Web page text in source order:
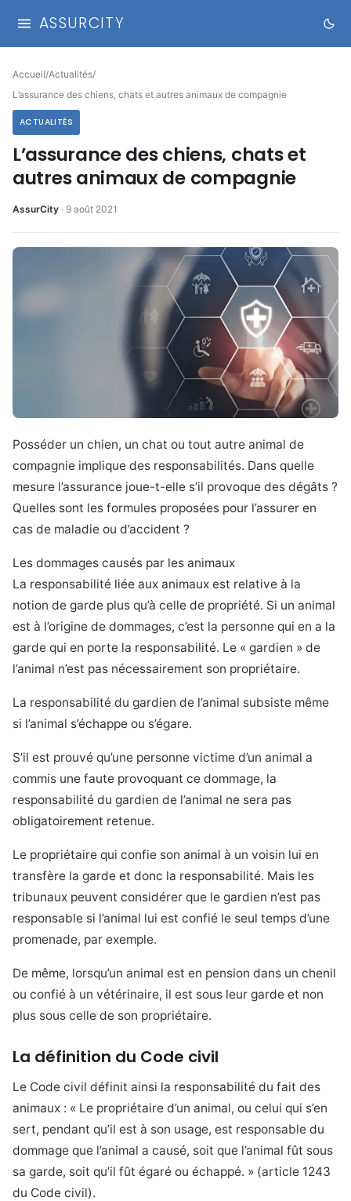
ASSURCITY
Accueil/Actualités/
L’assurance des chiens, chats et autres animaux de compagnie
ACTUALITÉS
L’assurance des chiens, chats et
autres animaux de compagnie
AssurCity · 9 août 2021
Posséder un chien, un chat ou tout autre animal de
compagnie implique des responsabilités. Dans quelle
mesure l’assurance joue-t-elle s’il provoque des dégâts ?
Quelles sont les formules proposées pour l’assurer en
cas de maladie ou d’accident ?
Les dommages causés par les animaux
La responsabilité liée aux animaux est relative à la
notion de garde plus qu’à celle de propriété. Si un animal
est à l’origine de dommages, c’est la personne qui en a la
garde qui en porte la responsabilité. Le « gardien » de
l’animal n’est pas nécessairement son propriétaire.
La responsabilité du gardien de l’animal subsiste même
si l’animal s’échappe ou s’égare.
S’il est prouvé qu’une personne victime d’un animal a
commis une faute provoquant ce dommage, la
responsabilité du gardien de l’animal ne sera pas
obligatoirement retenue.
Le propriétaire qui confie son animal à un voisin lui en
transfère la garde et donc la responsabilité. Mais les
tribunaux peuvent considérer que le gardien n’est pas
responsable si l’animal lui est confié le seul temps d’une
promenade, par exemple.
De même, lorsqu’un animal est en pension dans un chenil
ou confié à un vétérinaire, il est sous leur garde et non
plus sous celle de son propriétaire.
La définition du Code civil
Le Code civil définit ainsi la responsabilité du fait des
animaux : « Le propriétaire d’un animal, ou celui qui s’en
sert, pendant qu’il est à son usage, est responsable du
dommage que l’animal a causé, soit que l’animal fût sous
sa garde, soit qu’il fût égaré ou échappé. » (article 1243
du Code civil).